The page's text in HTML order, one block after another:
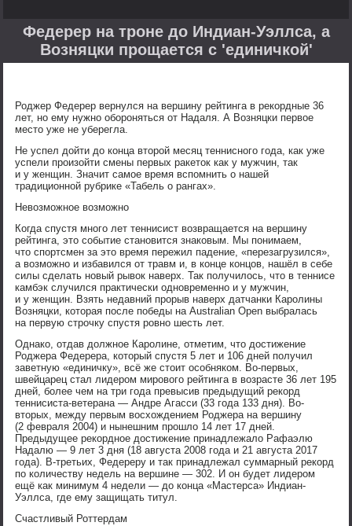
Федерер на троне до Индиан-Уэллса, а
Возняцки прощается с 'единичкой'
Роджер Федерер вернулся на вершину рейтинга в рекордные 36
лет, но ему нужно обороняться от Надаля. А Возняцки первое
место уже не уберегла.
Не успел дойти до конца второй месяц теннисного года, как уже
успели произойти смены первых ракеток как у мужчин, так
и у женщин. Значит самое время вспомнить о нашей
традиционной рубрике «Табель о рангах».
Невозможное возможно
Когда спустя много лет теннисист возвращается на вершину
рейтинга, это событие становится знаковым. Мы понимаем,
что спортсмен за это время пережил падение, «перезагрузился»,
а возможно и избавился от травм и, в конце концов, нашёл в себе
силы сделать новый рывок наверх. Так получилось, что в теннисе
камбэк случился практически одновременно и у мужчин,
и у женщин. Взять недавний прорыв наверх датчанки Каролины
Возняцки, которая после победы на Australian Open выбралась
на первую строчку спустя ровно шесть лет.
Однако, отдав должное Каролине, отметим, что достижение
Роджера Федерера, который спустя 5 лет и 106 дней получил
заветную «единичку», всё же стоит особняком. Во-первых,
швейцарец стал лидером мирового рейтинга в возрасте 36 лет 195
дней, более чем на три года превысив предыдущий рекорд
теннисиста-ветерана — Андре Агасси (33 года 133 дня). Во-
вторых, между первым восхождением Роджера на вершину
(2 февраля 2004) и нынешним прошло 14 лет 17 дней.
Предыдущее рекордное достижение принадлежало Рафаэлю
Надалю — 9 лет 3 дня (18 августа 2008 года и 21 августа 2017
года). В-третьих, Федереру и так принадлежал суммарный рекорд
по количеству недель на вершине — 302. И он будет лидером
ещё как минимум 4 недели — до конца «Мастерса» Индиан-
Уэллса, где ему защищать титул.
Счастливый Роттердам